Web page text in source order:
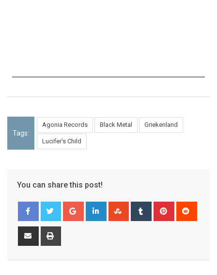
Tags:
Agonia Records Black Metal Griekenland
Lucifer’s Child
You can share this post!